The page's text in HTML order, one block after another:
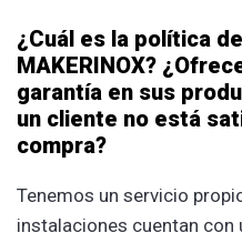
¿Cuál es la política
MAKERINOX?
garantía en sus
un cliente no está
compra?
Tenemos un servicio
instalaciones cuentan con